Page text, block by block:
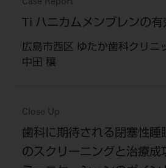
Case Report
Ti ハニカムメンブレンの有
広島市西区 ゆたか歯科クリ
中田 穰
Close Up
歯科に期待される閉塞性睡
のスクリーニングと治療成